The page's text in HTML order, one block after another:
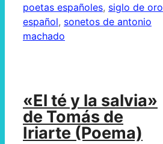
poetas españoles, siglo de oro
español, sonetos de antonio
machado
«El té y la salvia»
de Tomás de
Iriarte (Poema)